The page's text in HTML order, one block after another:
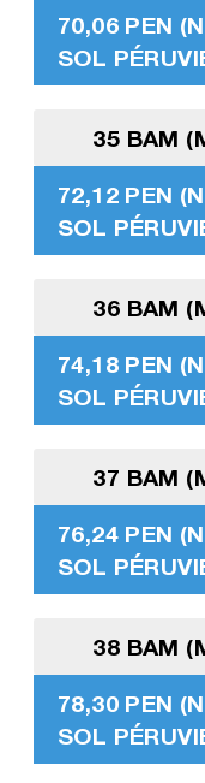
70,06 PEN
SOL
35 BAM
72,12 PEN
SOL
36 BAM
74,18 PEN
SOL
37 BAM
76,24 PEN
SOL
38 BAM
78,30 PEN
SOL